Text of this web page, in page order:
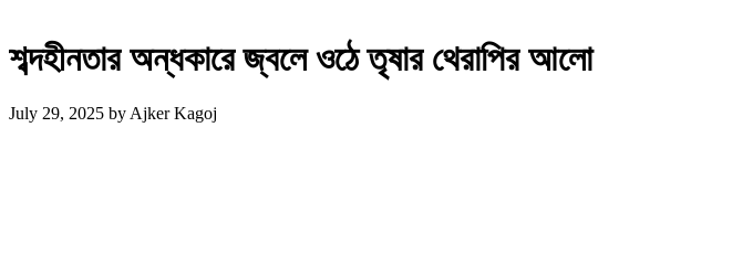
শব্দহীনতার অন্ধকারে জ্বলে ওঠে তৃষার থেরাপির আলো
July 29, 2025 by Ajker Kagoj